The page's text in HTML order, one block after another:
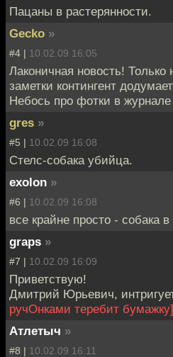
Пацаны в растерянности.
Gecko »
#4 | 10.02.09 16:05
Лаконичная новость!
заметки контингент
Небось про фотки в журнале
gres »
#5 | 10.02.09 16:08
Стелс-собака убийца.
exolon »
#6 | 10.02.09 16:08
все крайне просто - собака
graps »
#7 | 10.02.09 16:09
Приветствую!
Дмитрий Юрьевич,
ручОнками теребит бумажку]
Атлетыч »
#8 | 10.02.09 16:11